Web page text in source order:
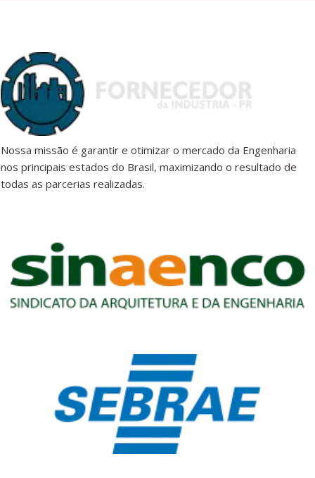
Nossa missão é garantir e otimizar o mercado da Engenharia
nos principais estados do Brasil, maximizando o resultado de
todas as parcerias realizadas.